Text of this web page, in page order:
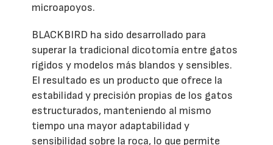
microapoyos.
BLACKBIRD ha sido desarrollado para
superar la tradicional dicotomía entre gatos
rígidos y modelos más blandos y sensibles.
El resultado es un producto que ofrece la
estabilidad y precisión propias de los gatos
estructurados, manteniendo al mismo
tiempo una mayor adaptabilidad y
sensibilidad sobre la roca, lo que permite